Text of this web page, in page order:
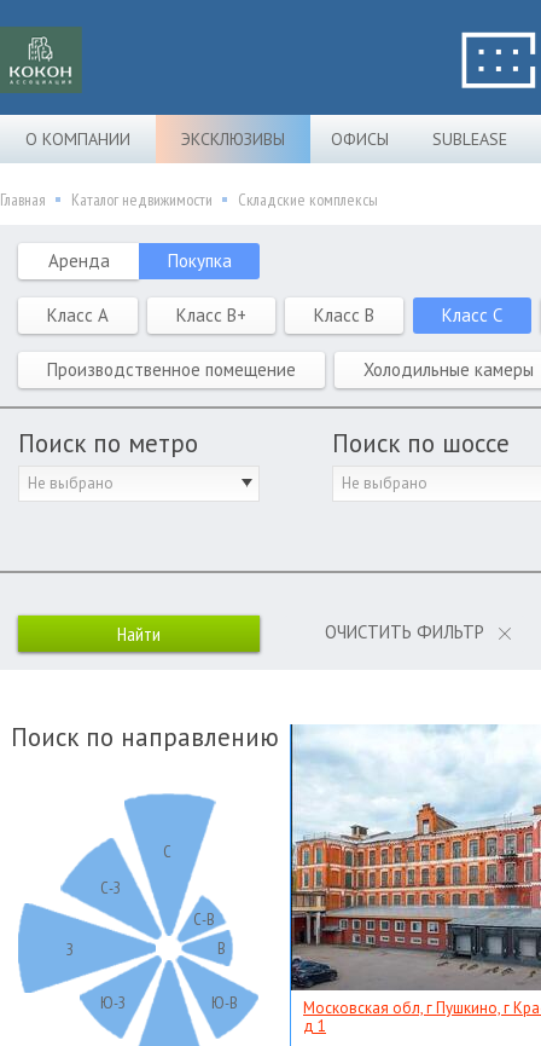
О КОМПАНИИ ЭКСКЛЮЗИВЫ ОФИСЫ SUBLEASE
Главная Каталог недвижимости Складские комплексы
Аренда Покупка
Класс A Класс B+ Класс B Класс C
Производственное помещение Холодильные камеры
Поиск по метро
Не выбрано
Поиск по шоссе
Не выбрано
ОЧИСТИТЬ ФИЛЬТР
Поиск по направлению
С
С-В
В
Ю-В
Ю-З
З
С-З
Московская обл, г Пушкино, г
д 1